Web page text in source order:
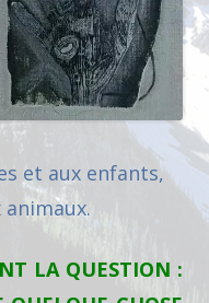
et aux enfants,
LA QUESTION :